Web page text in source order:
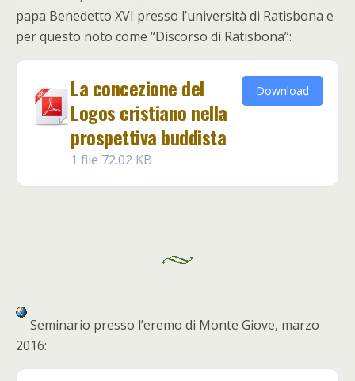
papa Benedetto XVI presso l’università di Ratisbona e
per questo noto come “Discorso di Ratisbona”:
La concezione del
Logos cristiano nella
prospettiva buddista
1 file 72.02 KB
Download
Seminario presso l’eremo di Monte Giove, marzo
2016: